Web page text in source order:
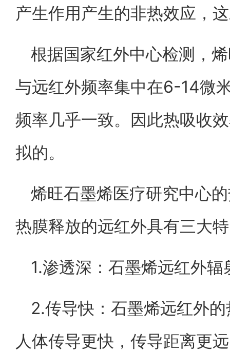
产生作用产生的非热效应，
根据国家红外中心检测，
与远红外频率集中在6-14微
频率几乎一致。因此热吸收
拟的。
烯旺石墨烯医疗研究中心
热膜释放的远红外具有三大
1.渗透深：石墨烯远红外
2.传导快：石墨烯远红外
人体传导更快，传导距离更